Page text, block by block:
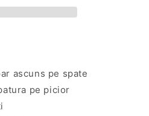
ascuns pe spate
pe picior